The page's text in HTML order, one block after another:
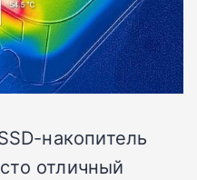
накопитель
отличный